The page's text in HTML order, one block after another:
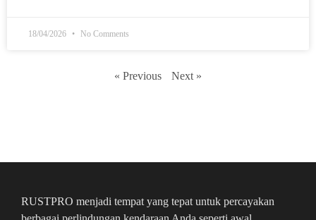
18/04/2026 No Comments
« Previous Next »
RUSTPRO menjadi tempat yang tepat untuk percayakan